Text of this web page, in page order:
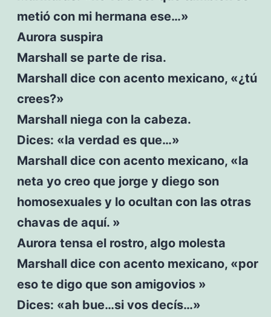
metió con mi hermana ese…»
Aurora suspira
Marshall se parte de risa.
Marshall dice con acento mexicano, «¿tú
crees?»
Marshall niega con la cabeza.
Dices: «la verdad es que…»
Marshall dice con acento mexicano, «la
neta yo creo que jorge y diego son
homosexuales y lo ocultan con las otras
chavas de aquí. »
Aurora tensa el rostro, algo molesta
Marshall dice con acento mexicano, «por
eso te digo que son amigovios »
Dices: «ah bue…si vos decís…»